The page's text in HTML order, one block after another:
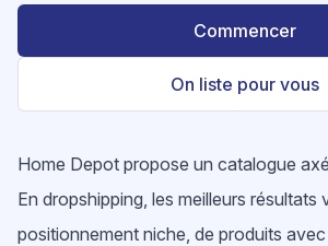
Commencer
On liste pour vous
Home Depot propose un catalogue
En dropshipping, les meilleurs résultats
positionnement niche, de produits